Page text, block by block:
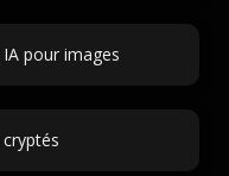
IA pour images